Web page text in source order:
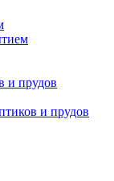
и прудов
и прудов